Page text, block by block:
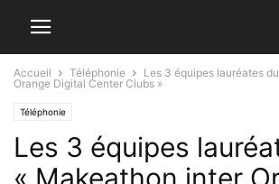
Accueil Téléphonie
Les 3 équipes lauréates
Orange Digital Center Clubs »
Téléphonie
Les 3 équipes